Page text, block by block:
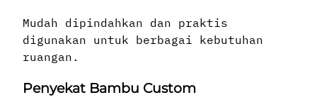
Mudah dipindahkan dan praktis
digunakan untuk berbagai kebutuhan
ruangan.
Penyekat Bambu Custom